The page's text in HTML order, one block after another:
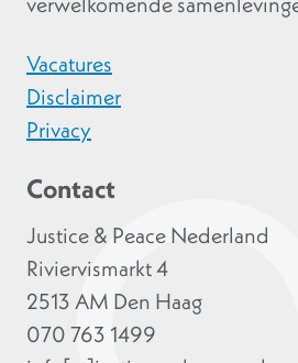
Vacatures
Disclaimer
Privacy
Contact
Justice & Peace Nederland
Riviervismarkt 4
2513 AM Den Haag
070 763 1499